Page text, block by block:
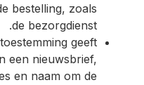
bestelling, zoals
de bezorgdienst.
geeft
een nieuwsbrief,
en naam om de